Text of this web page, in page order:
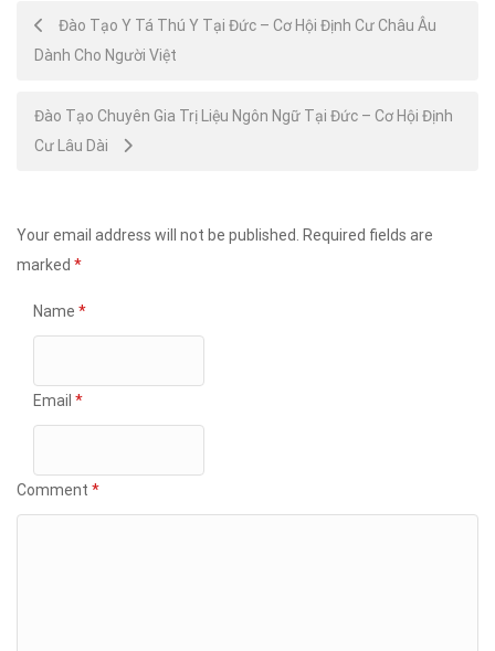
Post
navigation
Đào Tạo Y Tá Thú Y Tại Đức – Cơ Hội Định Cư Châu Âu
Dành Cho Người Việt
Đào Tạo Chuyên Gia Trị Liệu Ngôn Ngữ Tại Đức – Cơ Hội Định
Cư Lâu Dài
Your email address will not be published.
Required fields are
marked *
Name *
Email *
Comment *